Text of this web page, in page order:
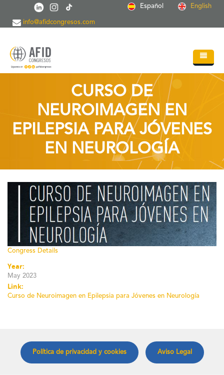
Skip to main content Español English
info@afidcongresos.com
About AFID
Services
Blog
Contact
CURSO DE
NEUROIMAGEN EN
EPILEPSIA PARA JÓVENES
EN NEUROLOGÍA
Congress Details
Year:
May 2023
Link:
Curso de Neuroimagen en Epilepsia para Jóvenes en Neurología
Política de privacidad y cookies Aviso Legal